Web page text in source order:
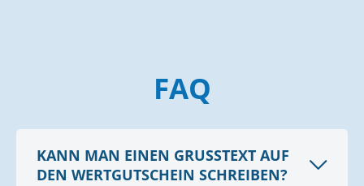
FAQ
KANN MAN EINEN GRUSSTEXT AUF D
EN WERTGUTSCHEIN SCHREIBEN?